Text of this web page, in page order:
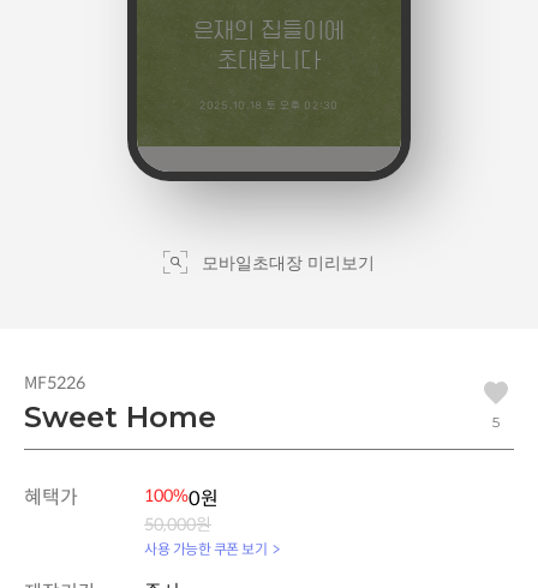
모바일초대장 미리보기
MF5226
Sweet Home 5
혜택가 100%0원
50,000원
사용 가능한 쿠폰 보기 >